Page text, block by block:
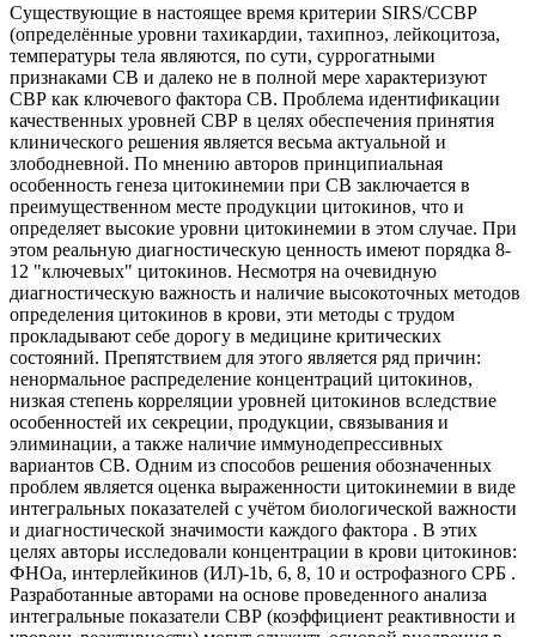
Существующие в настоящее время критерии SIRS/ССВР
(определённые уровни тахикардии, тахипноэ, лейкоцитоза,
температуры тела являются, по сути, суррогатными
признаками СВ и далеко не в полной мере характеризуют
СВР как ключевого фактора СВ. Проблема идентификации
качественных уровней СВР в целях обеспечения принятия
клинического решения является весьма актуальной и
злободневной. По мнению авторов принципиальная
особенность генеза цитокинемии при СВ заключается в
преимущественном месте продукции цитокинов, что и
определяет высокие уровни цитокинемии в этом случае. При
этом реальную диагностическую ценность имеют порядка 8-
12 "ключевых" цитокинов. Несмотря на очевидную
диагностическую важность и наличие высокоточных методов
определения цитокинов в крови, эти методы с трудом
прокладывают себе дорогу в медицине критических
состояний. Препятствием для этого является ряд причин:
ненормальное распределение концентраций цитокинов,
низкая степень корреляции уровней цитокинов вследствие
особенностей их секреции, продукции, связывания и
элиминации, а также наличие иммунодепрессивных
вариантов СВ. Одним из способов решения обозначенных
проблем является оценка выраженности цитокинемии в виде
интегральных показателей с учётом биологической важности
и диагностической значимости каждого фактора . В этих
целях авторы исследовали концентрации в крови цитокинов:
ФНОa, интерлейкинов (ИЛ)-1b, 6, 8, 10 и острофазного СРБ .
Разработанные авторами на основе проведенного анализа
интегральные показатели СВР (коэффициент реактивности и